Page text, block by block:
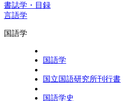
書誌学・目録
言語学
国語学
国語学
国立国語研究所刊行書
国語学史